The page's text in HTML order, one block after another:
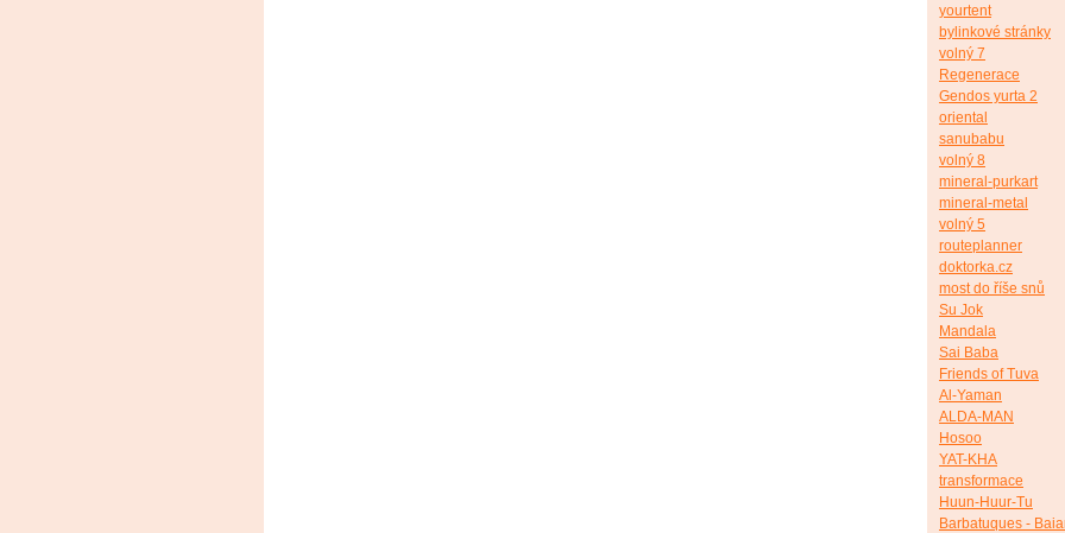
yourtent
bylinkové stránky
volný 7
Regenerace
Gendos yurta 2
oriental
sanubabu
volný 8
mineral-purkart
mineral-metal
volný 5
routeplanner
doktorka.cz
most do říše snů
Su Jok
Mandala
Sai Baba
Friends of Tuva
Al-Yaman
ALDA-MAN
Hosoo
YAT-KHA
transformace
Huun-Huur-Tu
Barbatuques -